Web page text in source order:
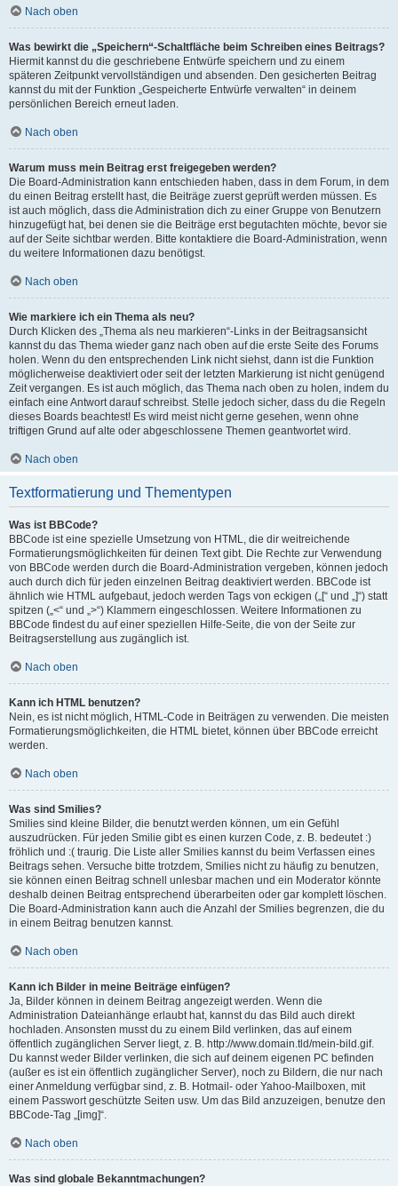
Nach oben
Was bewirkt die „Speichern“-Schaltfläche beim Schreiben eines Beitrags?
Hiermit kannst du die geschriebene Entwürfe speichern und zu einem
späteren Zeitpunkt vervollständigen und absenden. Den gesicherten Beitrag
kannst du mit der Funktion „Gespeicherte Entwürfe verwalten“ in deinem
persönlichen Bereich erneut laden.
Nach oben
Warum muss mein Beitrag erst freigegeben werden?
Die Board-Administration kann entschieden haben, dass in dem Forum, in dem
du einen Beitrag erstellt hast, die Beiträge zuerst geprüft werden müssen. Es
ist auch möglich, dass die Administration dich zu einer Gruppe von Benutzern
hinzugefügt hat, bei denen sie die Beiträge erst begutachten möchte, bevor sie
auf der Seite sichtbar werden. Bitte kontaktiere die Board-Administration, wenn
du weitere Informationen dazu benötigst.
Nach oben
Wie markiere ich ein Thema als neu?
Durch Klicken des „Thema als neu markieren“-Links in der Beitragsansicht
kannst du das Thema wieder ganz nach oben auf die erste Seite des Forums
holen. Wenn du den entsprechenden Link nicht siehst, dann ist die Funktion
möglicherweise deaktiviert oder seit der letzten Markierung ist nicht genügend
Zeit vergangen. Es ist auch möglich, das Thema nach oben zu holen, indem du
einfach eine Antwort darauf schreibst. Stelle jedoch sicher, dass du die Regeln
dieses Boards beachtest! Es wird meist nicht gerne gesehen, wenn ohne
triftigen Grund auf alte oder abgeschlossene Themen geantwortet wird.
Nach oben
Textformatierung und Thementypen
Was ist BBCode?
BBCode ist eine spezielle Umsetzung von HTML, die dir weitreichende
Formatierungsmöglichkeiten für deinen Text gibt. Die Rechte zur Verwendung
von BBCode werden durch die Board-Administration vergeben, können jedoch
auch durch dich für jeden einzelnen Beitrag deaktiviert werden. BBCode ist
ähnlich wie HTML aufgebaut, jedoch werden Tags von eckigen („[“ und „]“) statt
spitzen („<“ und „>“) Klammern eingeschlossen. Weitere Informationen zu
BBCode findest du auf einer speziellen Hilfe-Seite, die von der Seite zur
Beitragserstellung aus zugänglich ist.
Nach oben
Kann ich HTML benutzen?
Nein, es ist nicht möglich, HTML-Code in Beiträgen zu verwenden. Die meisten
Formatierungsmöglichkeiten, die HTML bietet, können über BBCode erreicht
werden.
Nach oben
Was sind Smilies?
Smilies sind kleine Bilder, die benutzt werden können, um ein Gefühl
auszudrücken. Für jeden Smilie gibt es einen kurzen Code, z. B. bedeutet :)
fröhlich und :( traurig. Die Liste aller Smilies kannst du beim Verfassen eines
Beitrags sehen. Versuche bitte trotzdem, Smilies nicht zu häufig zu benutzen,
sie können einen Beitrag schnell unlesbar machen und ein Moderator könnte
deshalb deinen Beitrag entsprechend überarbeiten oder gar komplett löschen.
Die Board-Administration kann auch die Anzahl der Smilies begrenzen, die du
in einem Beitrag benutzen kannst.
Nach oben
Kann ich Bilder in meine Beiträge einfügen?
Ja, Bilder können in deinem Beitrag angezeigt werden. Wenn die
Administration Dateianhänge erlaubt hat, kannst du das Bild auch direkt
hochladen. Ansonsten musst du zu einem Bild verlinken, das auf einem
öffentlich zugänglichen Server liegt, z. B. http://www.domain.tld/mein-bild.gif.
Du kannst weder Bilder verlinken, die sich auf deinem eigenen PC befinden
(außer es ist ein öffentlich zugänglicher Server), noch zu Bildern, die nur nach
einer Anmeldung verfügbar sind, z. B. Hotmail- oder Yahoo-Mailboxen, mit
einem Passwort geschützte Seiten usw. Um das Bild anzuzeigen, benutze den
BBCode-Tag „[img]“.
Nach oben
Was sind globale Bekanntmachungen?